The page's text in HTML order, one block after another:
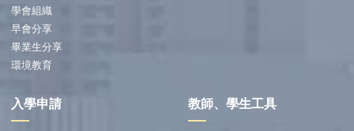
學會組織
早會分享
畢業生分享
環境教育
入學申請 教師、學生工具